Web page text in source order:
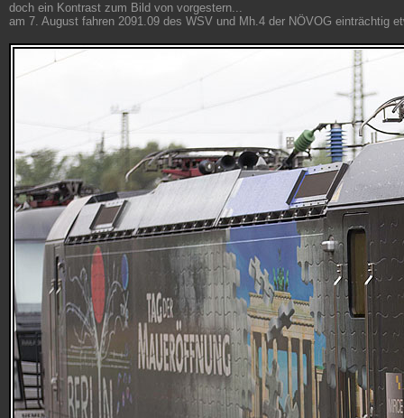
doch ein Kontrast zum Bild von vorgestern...
am 7. August fahren 2091.09 des WSV und Mh.4 der NÖVOG einträchtig